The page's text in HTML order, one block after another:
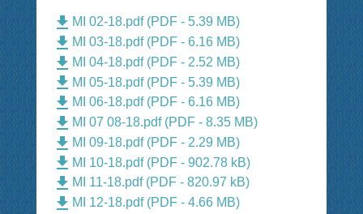
file_download MI 02-18.pdf (PDF - 5.39 MB)
file_download MI 03-18.pdf (PDF - 6.16 MB)
file_download MI 04-18.pdf (PDF - 2.52 MB)
file_download MI 05-18.pdf (PDF - 5.39 MB)
file_download MI 06-18.pdf (PDF - 6.16 MB)
file_download MI 07 08-18.pdf (PDF - 8.35 MB)
file_download MI 09-18.pdf (PDF - 2.29 MB)
file_download MI 10-18.pdf (PDF - 902.78 kB)
file_download MI 11-18.pdf (PDF - 820.97 kB)
file_download MI 12-18.pdf (PDF - 4.66 MB)